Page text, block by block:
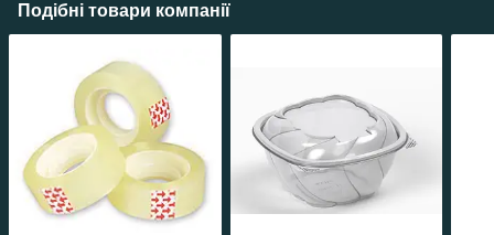
Подібні товари компанії